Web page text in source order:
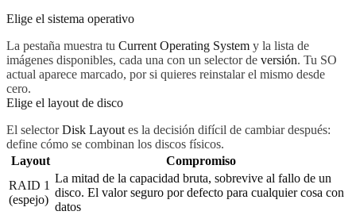
Elige el sistema operativo
La pestaña muestra tu Current Operating System y la lista de
imágenes disponibles, cada una con un selector de versión. Tu SO
actual aparece marcado, por si quieres reinstalar el mismo desde
cero.
Elige el layout de disco
El selectorDisk Layout es la decisión difícil de cambiar después:
define cómo se combinan los discos físicos.
Layout
Compromiso
RAID 1
(espejo)
La mitad de la capacidad bruta, sobrevive al fallo de un
disco. El valor seguro por defecto para cualquier cosa con
datos